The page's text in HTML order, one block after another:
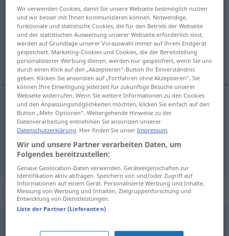
rapapolvo [rrapaˈpɔlβo]m FAM
Übersicht aller Übersetzungen
(Für mehr Details die Übersetzung anklicken/antippen)
Rüffel, Anschnauzer
Rüffelm rapapolvo
Synonyme für "rapapolvo"
Wir verwenden Cookies, damit Sie unsere Webseite bestmöglich nutzen
und wir besser mit Ihnen kommunizieren können. Notwendige,
funktionale und statistische Cookies, die für den Betrieb der Webseite
und der statistischen Auswertung unserer Webseite erforderlich sind,
werden auf Grundlage unserer Vorauswahl immer auf Ihrem Endgerät
gespeichert. Marketing-Cookies und Cookies, die der Bereitstellung
personalisierter Werbung dienen, werden nur gespeichert, wenn Sie uns
durch einen Klick auf den „Akzeptieren“-Button Ihr Einverständnis
geben. Klicken Sie ansonsten auf „Fortfahren ohne Akzeptieren“. Sie
können Ihre Einwilligung jederzeit für zukünftige Besuche unserer
Webseite widerrufen. Wenn Sie weitere Informationen zu den Cookies
und den Anpassungsmöglichkeiten möchten, klicken Sie einfach auf den
Button „Mehr Optionen“. Weitergehende Hinweise zu der
Datenverarbeitung entnehmen Sie ansonsten unserer
Datenschutzerklärung. Hier finden Sie unserImpressum.
Wir und unsere Partner verarbeiten Daten, um
Folgendes bereitzustellen:
Genaue Geolocation-Daten verwenden. Geräteeigenschaften zur
Identifikation aktiv abfragen. Speichern von und/oder Zugriff auf
Informationen auf einem Gerät. Personalisierte Werbung und Inhalte,
Messung von Werbung und Inhalten, Zielgruppenforschung und
Entwicklung von Dienstleistungen.
Liste der Partner (Lieferanten)